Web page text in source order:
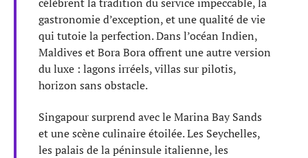
gastronomie d’exception, et une qualité de vie
qui tutoie la perfection. Dans l’océan Indien,
Maldives et Bora Bora offrent une autre version
du luxe : lagons irréels, villas sur pilotis,
horizon sans obstacle.
Singapour surprend avec le Marina Bay Sands
et une scène culinaire étoilée. Les Seychelles,
les palais de la péninsule italienne, les